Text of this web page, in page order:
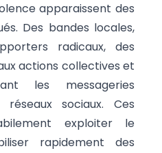
apparaissent des
Des bandes locales,
radicaux, des
actions collectives et
les messageries
sociaux. Ces
exploiter le
rapidement des